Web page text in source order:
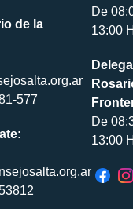
de la
577
De
13:00
De
13:00